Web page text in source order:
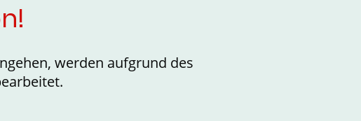
werden aufgrund des